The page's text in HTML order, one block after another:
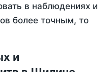
в наблюдениях и
более точным, то
и